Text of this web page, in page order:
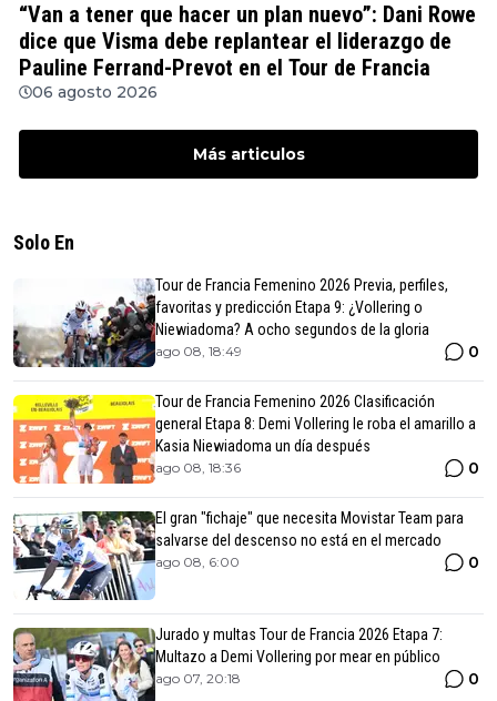
“Van a tener que hacer un plan nuevo”: Dani Rowe
dice que Visma debe replantear el liderazgo de
Pauline Ferrand-Prevot en el Tour de Francia
06 agosto 2026
Más articulos
Solo En
Tour de Francia Femenino 2026 Previa, perfiles,
favoritas y predicción Etapa 9: ¿Vollering o
Niewiadoma? A ocho segundos de la gloria
ago 08, 18:49 0
Tour de Francia Femenino 2026 Clasificación
general Etapa 8: Demi Vollering le roba el amarillo a
Kasia Niewiadoma un día después
ago 08, 18:36 0
El gran "fichaje" que necesita Movistar Team para
salvarse del descenso no está en el mercado
ago 08, 6:00 0
Jurado y multas Tour de Francia 2026 Etapa 7:
Multazo a Demi Vollering por mear en público
ago 07, 20:18 0